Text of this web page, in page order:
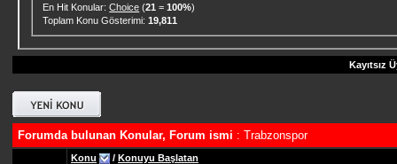
En Hit Konular:Choice (21 =100%)
Toplam Konu Gösterimi:19,811
Kayıtsız
Forumda bulunan Konular, Forum ismi : Trabzonspor
Konu / Konuyu Başlatan